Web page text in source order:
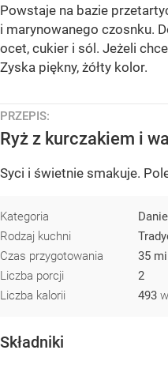
Powstaje na bazie
i marynowanego czosnku.
ocet, cukier i sól. Jeżeli
Zyska piękny, żółty kolor.
PRZEPIS:
Ryż z kurczakiem i
Syci i świetnie smakuje.
Kategoria
Rodzaj kuchni
Czas przygotowania
35
Liczba porcji
2
Liczba kalorii
493
Składniki